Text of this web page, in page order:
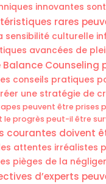
innovantes
rares
sensibilité culturelle
avancées de
Balance
conseils pratiques
une stratégie de
peuvent être prises
le progrès peut-il être
courantes doivent
attentes irréalistes
pièges de la
d’experts